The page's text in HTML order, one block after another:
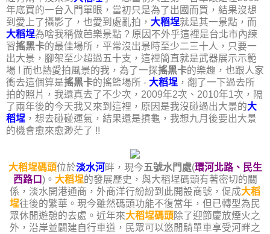
年底買的一台入門單眼，當初只是為了出國而買，結果沒想
到愛上了攝影了，也愛到處亂拍， 大稻埕就是其一景點，而
大稻埕為啥我稱做芭樂景點 ? 原因不外乎這裡是台北市內練
習搖黑卡的最佳場所，平常沒出景時至少二三十人，只要一
出大景，腳架至少超過五十支，這裡簡直就是武器展示示範
場 ! 而也熱愛拍風景的我，為了一探搖黑卡的樂趣，也跟人家
衝去這個算是搖黑卡的搖籃場所 - 大稻埕 ，翻了一下過去所
拍的照片，我還真去了不少次，2009年2次、2010年1次，隔
了兩年後的今天我又來到這裡，原因是我沒碰過出大景的大
稻埕 ，想去碰碰運氣，結果還是摃龜，我想九月後要出大景
的機會愈來愈渺茫了 !!
大稻埕碼頭位於淡水河畔，現今五號水門處(環河北路、民生
西路口)。 大稻埕的發展歷史，與大稻埕碼頭有著密切的關
係，淡水開港通商，外商洋行紛紛到此開設商號，促成大稻
埕往後的繁華。現今雖然碼頭功能不復當年，但已轉型為民
眾休閒遊憩的去處。近年來大稻埕碼頭除了迎節慶放煙火之
外，沿岸並闢建自行車道，民眾可以悠閒騎單車享受河畔之